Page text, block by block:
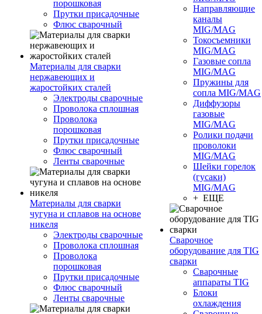
порошковая
Прутки присадочные
Флюс сварочный
Материалы для сварки
нержавеющих и
жаростойких сталей
Электроды сварочные
Проволока сплошная
Проволока
порошковая
Прутки присадочные
Флюс сварочный
Ленты сварочные
Материалы для сварки
чугуна и сплавов на основе
никеля
Электроды сварочные
Проволока сплошная
Проволока
порошковая
Прутки присадочные
Флюс сварочный
Ленты сварочные
Направляющие
каналы
MIG/MAG
Токосъемники
MIG/MAG
Газовые сопла
MIG/MAG
Пружины для
сопла MIG/MAG
Диффузоры
газовые
MIG/MAG
Ролики подачи
проволоки
MIG/MAG
Шейки горелок
(гусаки)
MIG/MAG
+ ЕЩЕ
Сварочное
оборудование для TIG
сварки
Сварочные
аппараты TIG
Блоки
охлаждения